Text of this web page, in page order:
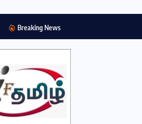
Breaking News